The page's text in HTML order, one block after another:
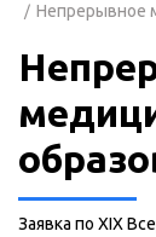
Непрерывное
Заявка по XIX